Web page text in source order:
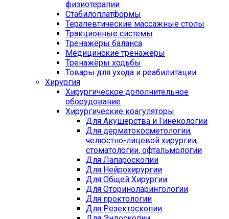
физиотерапии
Стабилоплатформы
Терапевтические массажные столы
Тракционные системы
Тренажёры баланса
Медицинские тренажёры
Тренажёры ходьбы
Товары для ухода и реабилитации
Хирургия
Хирургическое дополнительное
оборудование
Хирургические коагуляторы
Для Акушерства и Гинекологии
Для дерматокосметологии,
челюстно-лицевой хирургии,
стоматологии, офтальмологии
Для Лапароскопии
Для Нейрохирургии
Для Общей Хирургии
Для Оториноларингологии
Для проктологии
Для Резектоскопии